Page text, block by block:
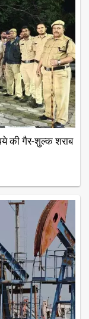
की गैर-शुल्क शराब